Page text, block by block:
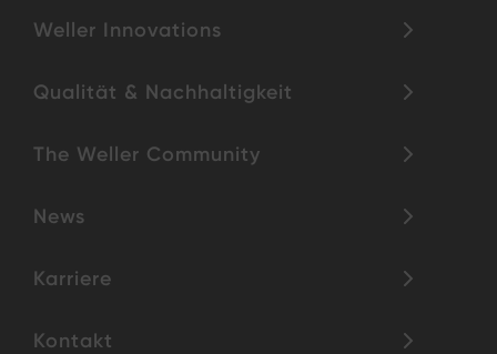
Weller Innovations
Qualität & Nachhaltigkeit
The Weller Community
News
Karriere
Kontakt